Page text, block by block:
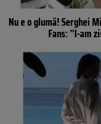
Nu e o glumă! Serghei
Fans: ”I-am